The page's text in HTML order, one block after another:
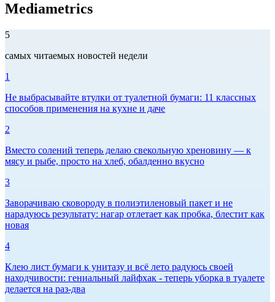
Mediametrics
5
самых читаемых новостей недели
1
Не выбрасывайте втулки от туалетной бумаги: 11 классных
способов применения на кухне и даче
2
Вместо солений теперь делаю свекольную хреновину — к
мясу и рыбе, просто на хлеб, обалденно вкусно
3
Заворачиваю сковороду в полиэтиленовый пакет и не
нарадуюсь результату: нагар отлетает как пробка, блестит как
новая
4
Клею лист бумаги к унитазу и всё лето радуюсь своей
находчивости: гениальный лайфхак - теперь уборка в туалете
делается на раз-два